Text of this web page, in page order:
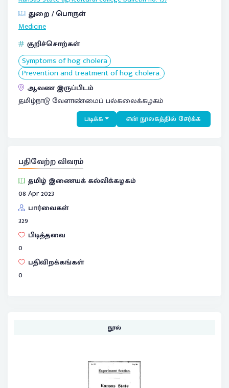
துறை / பொருள்
Medicine
குறிச்சொற்கள்
Symptoms of hog cholera
Prevention and treatment of hog cholera.
ஆவண இருப்பிடம்
தமிழ்நாடு வேளாண்மைப் பல்கலைக்கழகம்
படிக்க என் நூலகத்தில் சேர்க்க
பதிவேற்ற விவரம்
தமிழ் இணையக் கல்விக்கழகம்
08 Apr 2023
பார்வைகள்
329
பிடித்தவை
0
பதிவிறக்கங்கள்
0
நூல்